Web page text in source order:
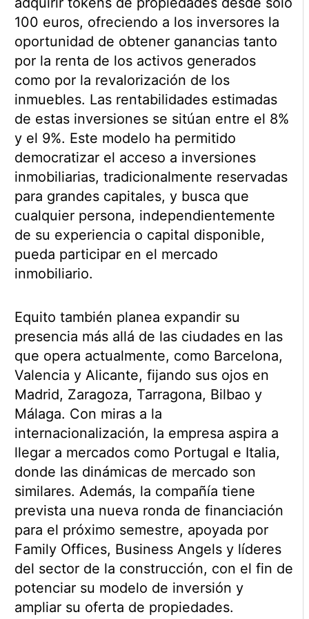
100 euros, ofreciendo a los inversores la
oportunidad de obtener ganancias tanto
por la renta de los activos generados
como por la revalorización de los
inmuebles. Las rentabilidades estimadas
de estas inversiones se sitúan entre el 8%
y el 9%. Este modelo ha permitido
democratizar el acceso a inversiones
inmobiliarias, tradicionalmente reservadas
para grandes capitales, y busca que
cualquier persona, independientemente
de su experiencia o capital disponible,
pueda participar en el mercado
inmobiliario.
Equito también planea expandir su
presencia más allá de las ciudades en las
que opera actualmente, como Barcelona,
Valencia y Alicante, fijando sus ojos en
Madrid, Zaragoza, Tarragona, Bilbao y
Málaga. Con miras a la
internacionalización, la empresa aspira a
llegar a mercados como Portugal e Italia,
donde las dinámicas de mercado son
similares. Además, la compañía tiene
prevista una nueva ronda de financiación
para el próximo semestre, apoyada por
Family Offices, Business Angels y líderes
del sector de la construcción, con el fin de
potenciar su modelo de inversión y
ampliar su oferta de propiedades.